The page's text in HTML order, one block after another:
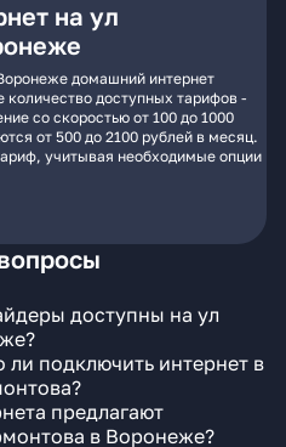
на ул
домашний интернет
доступных тарифов -
со скоростью от 100 до 1000
от 500 до 2100 рублей в месяц.
учитывая необходимые опции
доступны на ул
подключить интернет в
предлагают
в Воронеже?